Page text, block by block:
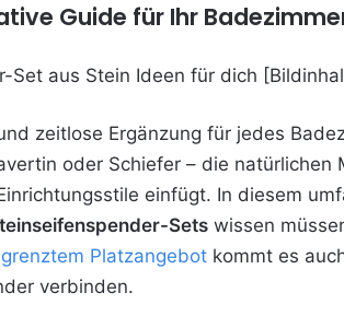
Guide für Ihr
zeitlose Ergänzung für jedes
oder Schiefer – die natürlichen
einfügt. In diesem
Sets wissen
Platzangebot kommt es
verbinden.